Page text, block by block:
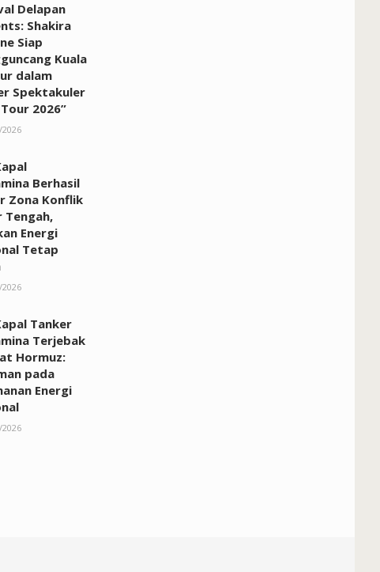
Delapan
Shakira
Siap
Kuala
dalam
Spektakuler
2026”
Berhasil
Zona Konflik
Tengah,
Energi
Tetap
Tanker
Terjebak
Hormuz:
pada
Energi